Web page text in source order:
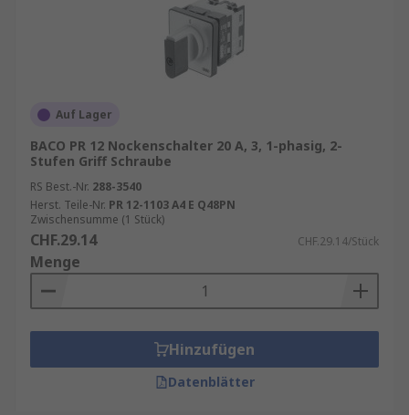
Auf Lager
BACO PR 12 Nockenschalter 20 A, 3, 1-phasig, 2-
Stufen Griff Schraube
RS Best.-Nr. 288-3540
Herst. Teile-Nr. PR 12-1103 A4 E Q48PN
Zwischensumme (1 Stück)
CHF.29.14 CHF.29.14/Stück
Menge
Hinzufügen
Datenblätter